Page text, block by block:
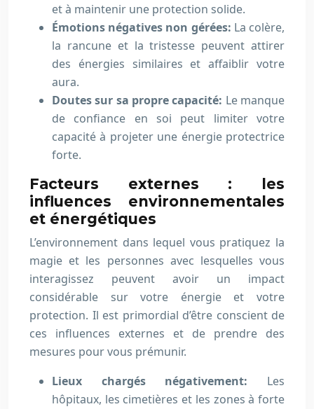
et à maintenir une protection solide.
Émotions négatives non gérées: La colère,
la rancune et la tristesse peuvent attirer
des énergies similaires et affaiblir votre
aura.
Doutes sur sa propre capacité: Le manque
de confiance en soi peut limiter votre
capacité à projeter une énergie protectrice
forte.
Facteurs externes : les
influences environnementales
et énergétiques
L’environnement dans lequel vous pratiquez la
magie et les personnes avec lesquelles vous
interagissez peuvent avoir un impact
considérable sur votre énergie et votre
protection. Il est primordial d’être conscient de
ces influences externes et de prendre des
mesures pour vous prémunir.
Lieux chargés négativement: Les
hôpitaux, les cimetières et les zones à forte